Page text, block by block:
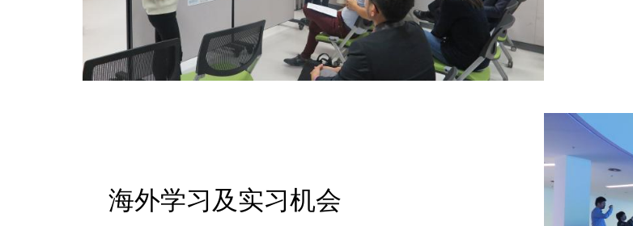
海外学习及实习机会